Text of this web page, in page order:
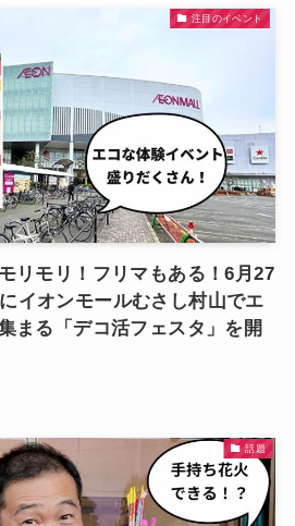
注目のイベント
リモリ！フリマもある！6月27
イオンモールむさし村山でエ
まる「デコ活フェスタ」を開
話題